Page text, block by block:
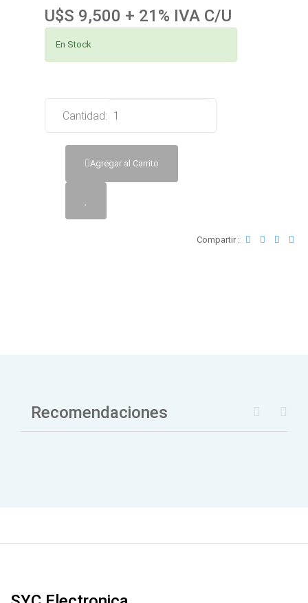
U$S 9,500 + 21% IVA C/U
En Stock
Cantidad:
Agregar al Carrito
Compartir :
Recomendaciones